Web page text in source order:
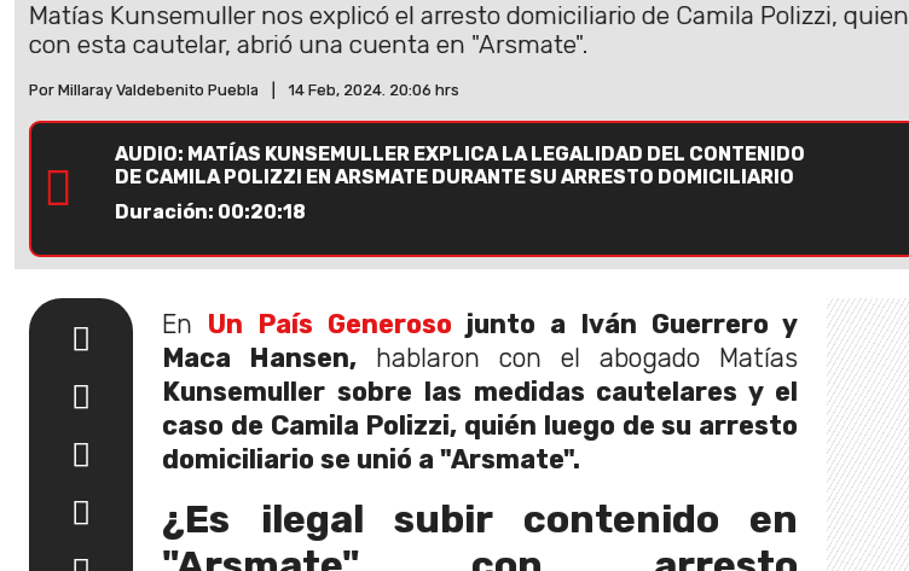
Matías Kunsemuller nos explicó el arresto domiciliario de Camila Polizzi, quien
con esta cautelar, abrió una cuenta en "Arsmate".
Por Millaray Valdebenito Puebla 14 Feb, 2024. 20:06 hrs
AUDIO: MATÍAS KUNSEMULLER EXPLICA LA LEGALIDAD DEL CONTENIDO
DE CAMILA POLIZZI EN ARSMATE DURANTE SU ARRESTO DOMICILIARIO
Duración: 00:20:18
En Un País Generoso junto a Iván Guerrero y
Maca Hansen, hablaron con el abogado Matías
Kunsemuller sobre las medidas cautelares y el
caso de Camila Polizzi, quién luego de su arresto
domiciliario se unió a "Arsmate".
¿Es ilegal subir contenido en